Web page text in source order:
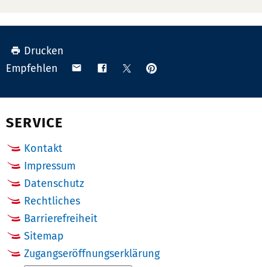
Drucken
Empfehlen
Teilen Teilen TeilenAnpinnen
auf
SERVICE
Kontakt
Impressum
Datenschutz
Rechtliches
Barrierefreiheit
Sitemap
Zugangseröffnungserklärung